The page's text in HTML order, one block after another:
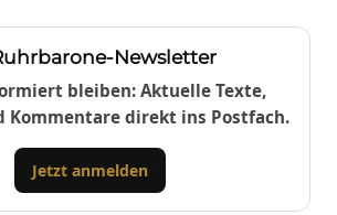
Newsletter
bleiben: Aktuelle Texte,
Kommentare direkt ins Postfach.
Jetzt anmelden